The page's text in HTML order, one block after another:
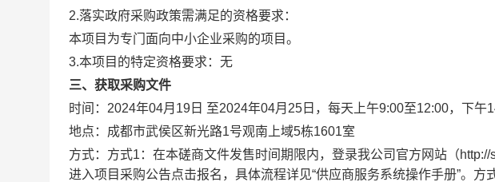
2.落实政府采购政策需满足的资格要求：
本项目为专门面向中小企业采购的项目。
3.本项目的特定资格要求：无
三、获取采购文件
时间：2024年04月19日 至2024年04月25日，每天上午9:00至12:00，下午
地点：成都市武侯区新光路1号观南上域5栋1601室
方式：方式1：在本磋商文件发售时间期限内，登录我公司官方网站（
进入项目采购公告点击报名，具体流程详见“供应商服务系统操作手册”。